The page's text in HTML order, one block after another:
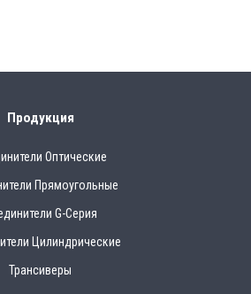
Продукция
Оптические
Прямоугольные
G-Серия
Цилиндрические
Трансиверы